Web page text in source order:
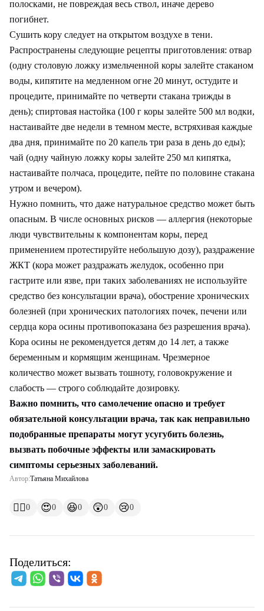
полосками, не повреждая весь ствол, иначе дерево
погибнет.
Сушить кору следует на открытом воздухе в тени.
Распространены следующие рецепты приготовления: отвар
(одну столовую ложку измельченной коры залейте стаканом
воды, кипятите на медленном огне 20 минут, остудите и
процедите, принимайте по четверти стакана трижды в
день); спиртовая настойка (100 г коры залейте 500 мл водки,
настаивайте две недели в темном месте, встряхивая каждые
два дня, принимайте по 20 капель три раза в день до еды);
чай (одну чайную ложку коры залейте 250 мл кипятка,
настаивайте полчаса, процедите, пейте по половине стакана
утром и вечером).
Нужно помнить, что даже натуральное средство может быть
опасным. В числе основных рисков — аллергия (некоторые
люди чувствительны к компонентам коры, перед
применением протестируйте небольшую дозу), раздражение
ЖКТ (кора может раздражать желудок, особенно при
гастрите или язве, при таких заболеваниях не используйте
средство без консультации врача), обострение хронических
болезней (при хронических патологиях почек, печени или
сердца кора осины противопоказана без разрешения врача).
Кора осины не рекомендуется детям до 14 лет, а также
беременным и кормящим женщинам. Чрезмерное
количество может вызвать тошноту, головокружение и
слабость — строго соблюдайте дозировку.
Важно помнить, что самолечение опасно и требует
обязательной консультации врача, так как неправильно
подобранные препараты могут усугубить болезнь,
вызвать побочные эффекты или замаскировать
симптомы серьезных заболеваний.
Автор:Татьяна Михайлова
👍🏻0 😍0 😆0 😲0 😢0
Поделиться: